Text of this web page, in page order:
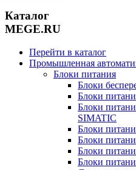
Каталог
MEGE.RU
Перейти в каталог
Промышленная
Блоки питания
Блоки
Блоки
Блоки
SIMATIC
Блоки
Блоки
Блоки
Блоки